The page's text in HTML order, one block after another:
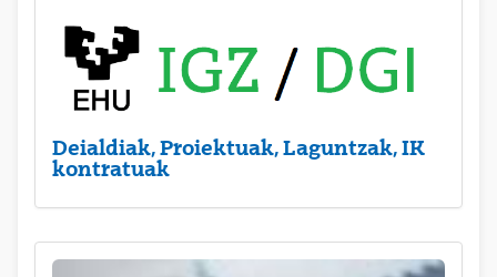
Deialdiak, Proiektuak, Laguntzak, IK
kontratuak